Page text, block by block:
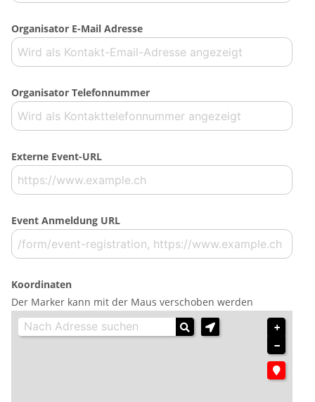
Organisator E-Mail Adresse
Organisator Telefonnummer
Externe Event-URL
Event Anmeldung URL
Koordinaten
Der Marker kann mit der Maus verschoben werden
+
−